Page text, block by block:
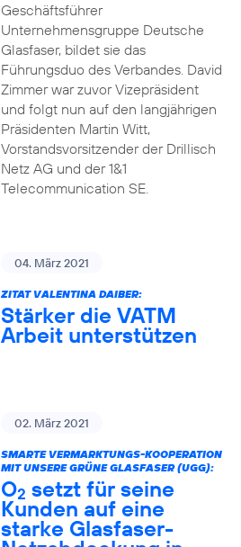
Geschäftsführer
Unternehmensgruppe Deutsche
Glasfaser, bildet sie das
Führungsduo des Verbandes. David
Zimmer war zuvor Vizepräsident
und folgt nun auf den langjährigen
Präsidenten Martin Witt,
Vorstandsvorsitzender der Drillisch
Netz AG und der 1&1
Telecommunication SE.
04. März 2021
ZITAT VALENTINA DAIBER:
Stärker die VATM
Arbeit unterstützen
02. März 2021
SMARTE VERMARKTUNGS-KOOPERATION
MIT UNSERE GRÜNE GLASFASER (UGG):
O2 setzt für seine
Kunden auf eine
starke Glasfaser-